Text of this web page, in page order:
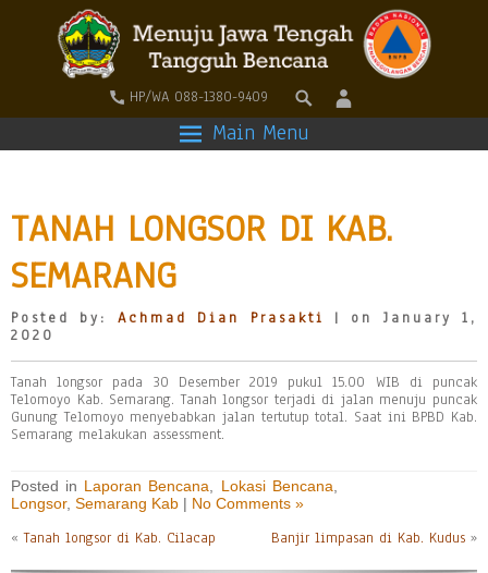
HP/WA 088-1380-9409
Main Menu
TANAH LONGSOR DI KAB.
SEMARANG
Posted by: Achmad Dian Prasakti
| on January 1,
2020
Tanah longsor pada 30 Desember 2019 pukul 15.00 WIB di puncak
Telomoyo Kab. Semarang. Tanah longsor terjadi di jalan menuju puncak
Gunung Telomoyo menyebabkan jalan tertutup total. Saat ini BPBD Kab.
Semarang melakukan assessment.
Posted in Laporan Bencana Lokasi Bencana
Longsor, Semarang Kab | No Comments »
«Tanah longsor di Kab. Cilacap Banjir limpasan di Kab. Kudus »